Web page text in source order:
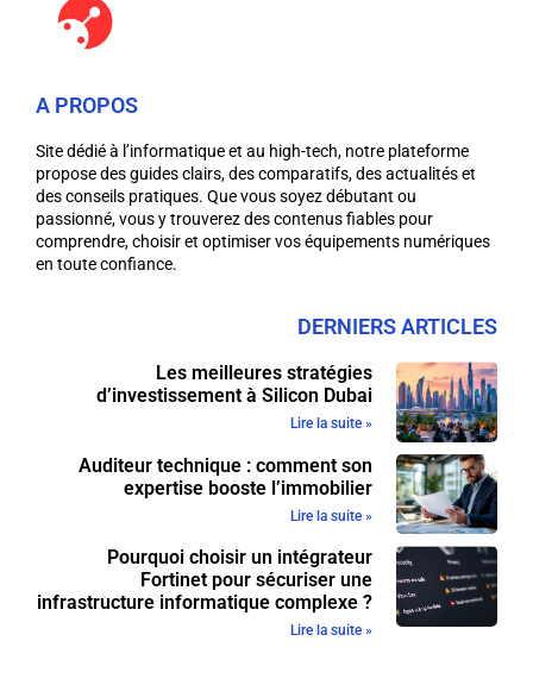
A PROPOS
Site dédié à l’informatique et au high-tech, notre plateforme
propose des guides clairs, des comparatifs, des actualités et
des conseils pratiques. Que vous soyez débutant ou
passionné, vous y trouverez des contenus fiables pour
comprendre, choisir et optimiser vos équipements numériques
en toute confiance.
DERNIERS ARTICLES
Les meilleures stratégies
d’investissement à Silicon Dubai
Lire la suite »
Auditeur technique : comment son
expertise booste l’immobilier
Lire la suite »
Pourquoi choisir un intégrateur
Fortinet pour sécuriser une
infrastructure informatique complexe ?
Lire la suite »